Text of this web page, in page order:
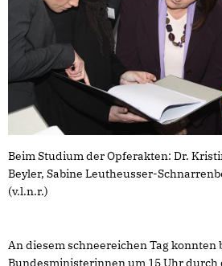
Beim Studium der Opferakten: Dr.
Beyler, Sabine Leutheusser-
(v.l.n.r.)
An diesem schneereichen Tag konnten
Bundesministerinnen um 15 Uhr durch